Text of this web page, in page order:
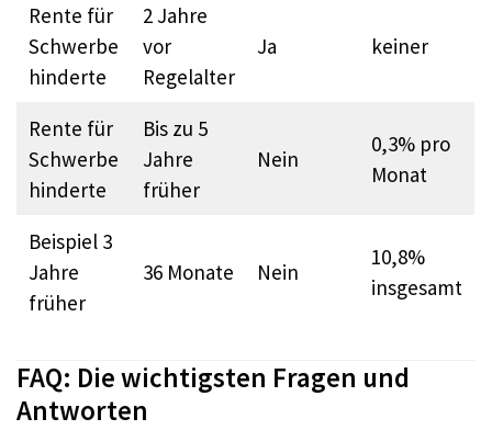
Rente für
Schwerbe
hinderte
2 Jahre
vor
Regelalter
Ja keiner
Rente für
Schwerbe
hinderte
Bis zu 5
Jahre
früher
Nein
0,3% pro
Monat
Beispiel 3
Jahre
früher
36 Monate Nein
10,8%
insgesamt
FAQ: Die wichtigsten Fragen und
Antworten